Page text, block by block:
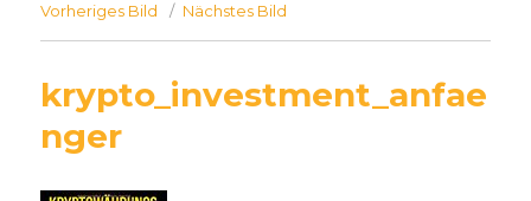
Vorheriges Bild Nächstes Bild
krypto_investment_anfae
nger